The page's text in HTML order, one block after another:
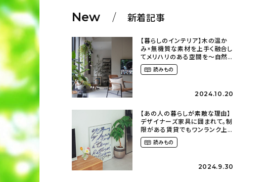
New 新着記事
【暮らしのインテリア】木の温か
み×無機質な素材を上手く融合し
てメリハリのある空間を〜自然
に囲まれて暮らす（ki_no_ieさ
ん） 読みもの
2024.10.20
【あの人の暮らしが素敵な理由】
デザイナーズ家具に囲まれて。制
限がある賃貸でもワンランク上
のお部屋に〜狭くても好きな暮
らしのこと（_____chika708さ
読みもの
2024.9.30